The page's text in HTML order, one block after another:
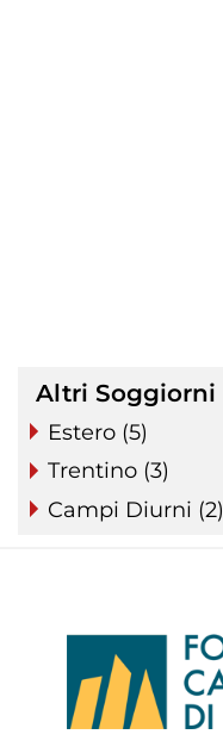
Altri Soggiorni
Estero (5)
Trentino (3)
Campi Diurni (2)